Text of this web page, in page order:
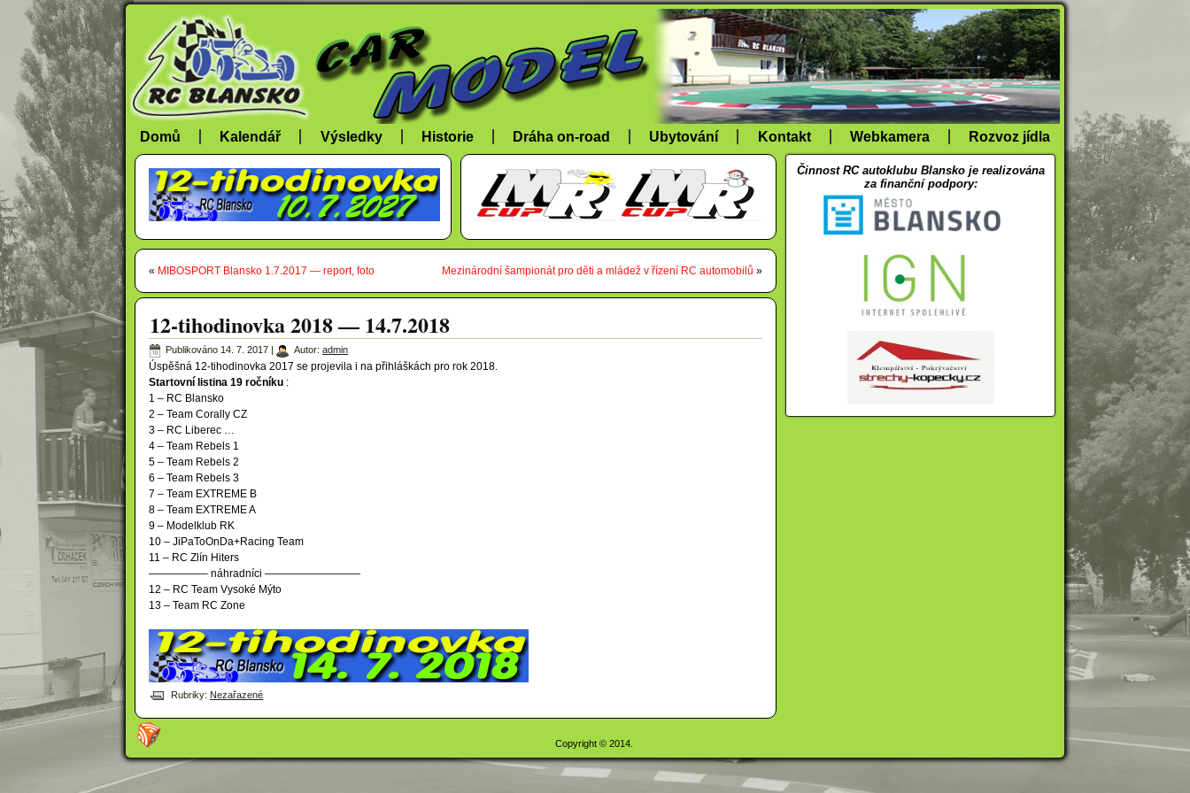
Domů Kalendář Výsledky Historie Dráha on-road Ubytování Kontakt Webkamera Rozvoz jídla
« MIBOSPORT Blansko 1.7.2017 — report, foto Mezinárodní šampionát pro děti a mládež v řízení RC automobilů »
12-tihodinovka 2018 — 14.7.2018
Publikováno 14. 7. 2017 Autor: admin
Úspěšná 12-tihodinovka 2017 se projevila i na přihláškách pro rok 2018.
Startovní listina 19 ročníku :
1 – RC Blansko
2 – Team Corally CZ
3 – RC Liberec …
4 – Team Rebels 1
5 – Team Rebels 2
6 – Team Rebels 3
7 – Team EXTREME B
8 – Team EXTREME A
9 – Modelklub RK
10 – JiPaToOnDa+Racing Team
11 – RC Zlín Hiters
—————– náhradníci —————————
12 – RC Team Vysoké Mýto
13 – Team RC Zone
Rubriky: Nezařazené
Činnost RC autoklubu Blansko je realizována
za finanční podpory:
Copyright © 2014.